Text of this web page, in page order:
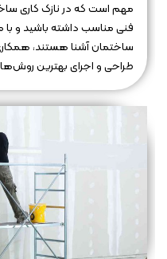
مهم است که در نازک کاری
فنی مناسب داشته باشید و
ساختمان آشنا هستند،
طراحی و اجرای بهترین